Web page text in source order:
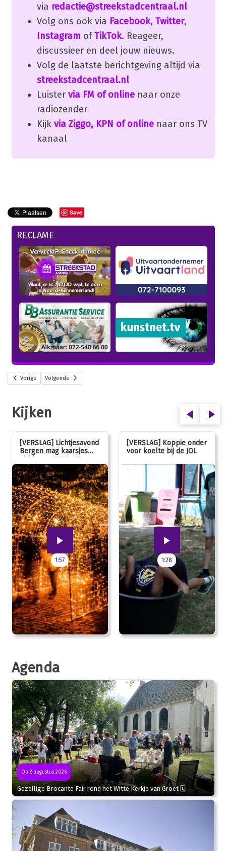
via redactie@streekstadcentraal.nl
Volg ons ook via Facebook, Twitter,
Instagram ofTikTok. Reageer,
discussieer en deel jouw nieuws.
Volg de laatste berichtgeving altijd via
streekstadcentraal.nl
Luister via FM of onlinenaar onze
radiozender
Kijk via Ziggo, KPN of onlinenaar ons TV
kanaal
Save
RECLAME
Vorige Volgende
Kijken
[VERSLAG] Lichtjesavond
Bergen mag kaarsjes
uitblazen: 100 jarig
jubileum!
1:57
[VERSLAG] Koppie onder
voor koelte bij de JOL
1:28
Agenda
Op 8 augustus 2026
Gezellige Brocante Fair rond het Witte Kerkje van Groet 🗓